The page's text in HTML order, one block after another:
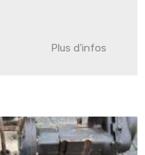
Plus d'infos